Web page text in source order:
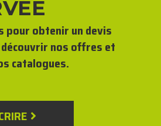
pour obtenir un devis
nos offres et
catalogues.